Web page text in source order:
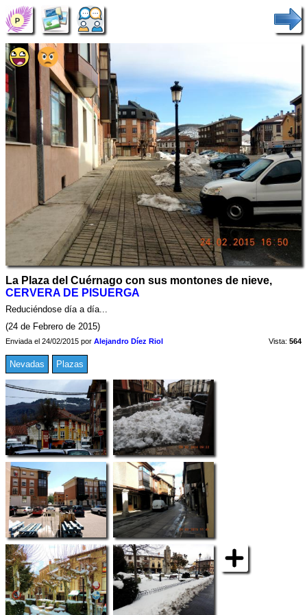
La Plaza del Cuérnago con sus montones de nieve,
CERVERA DE PISUERGA
Reduciéndose día a día...
(24 de Febrero de 2015)
Enviada el 24/02/2015 por Alejandro Díez Riol Vista: 564
Nevadas Plazas